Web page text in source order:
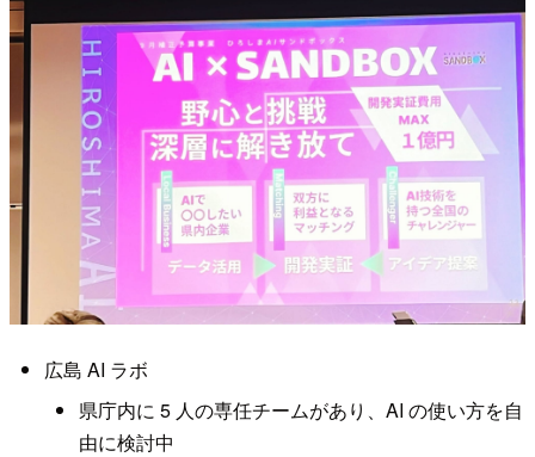
広島 AI ラボ
県庁内に 5 人の専任チームがあり、AI の使い方を自
由に検討中